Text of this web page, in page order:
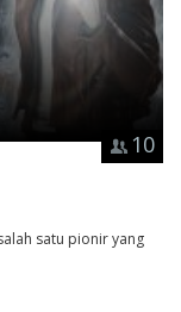
10
satu pionir yang